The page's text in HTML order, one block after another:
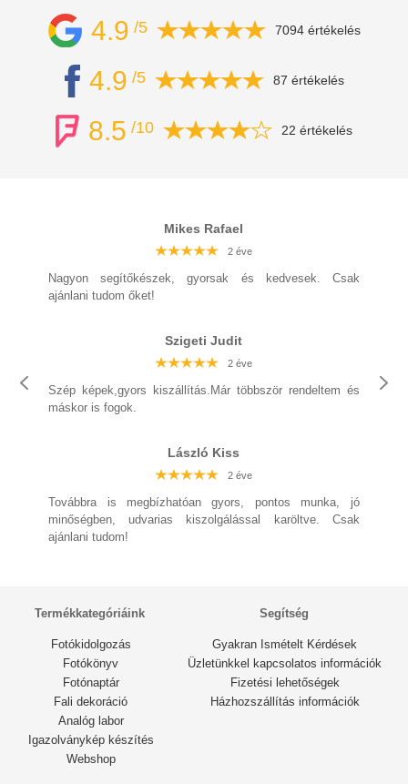
4.9 /5 7094 értékelés
4.9 /5 87 értékelés
8.5 /10 22 értékelés
Mikes Rafael
2 éve
Nagyon segítőkészek, gyorsak és kedvesek. Csak
ajánlani tudom őket!
Szigeti Judit
2 éve
Szép képek,gyors kiszállítás.Már többször rendeltem és
máskor is fogok.
László Kiss
2 éve
Továbbra is megbízhatóan gyors, pontos munka, jó
minőségben, udvarias kiszolgálással karöltve. Csak
ajánlani tudom!
2 éve
2 éve
2 éve
2 éve
2 éve
2 éve
2 éve
2 éve
2 éve
2 éve
2 éve
2 éve
2 éve
2 éve
2 éve
2 éve
Termékkategóriáink
Fotókidolgozás
Fotókönyv
Fotónaptár
Fali dekoráció
Analóg labor
Igazolványkép készítés
Webshop
Segítség
Gyakran Ismételt Kérdések
Üzletünkkel kapcsolatos információk
Fizetési lehetőségek
Házhozszállítás információk